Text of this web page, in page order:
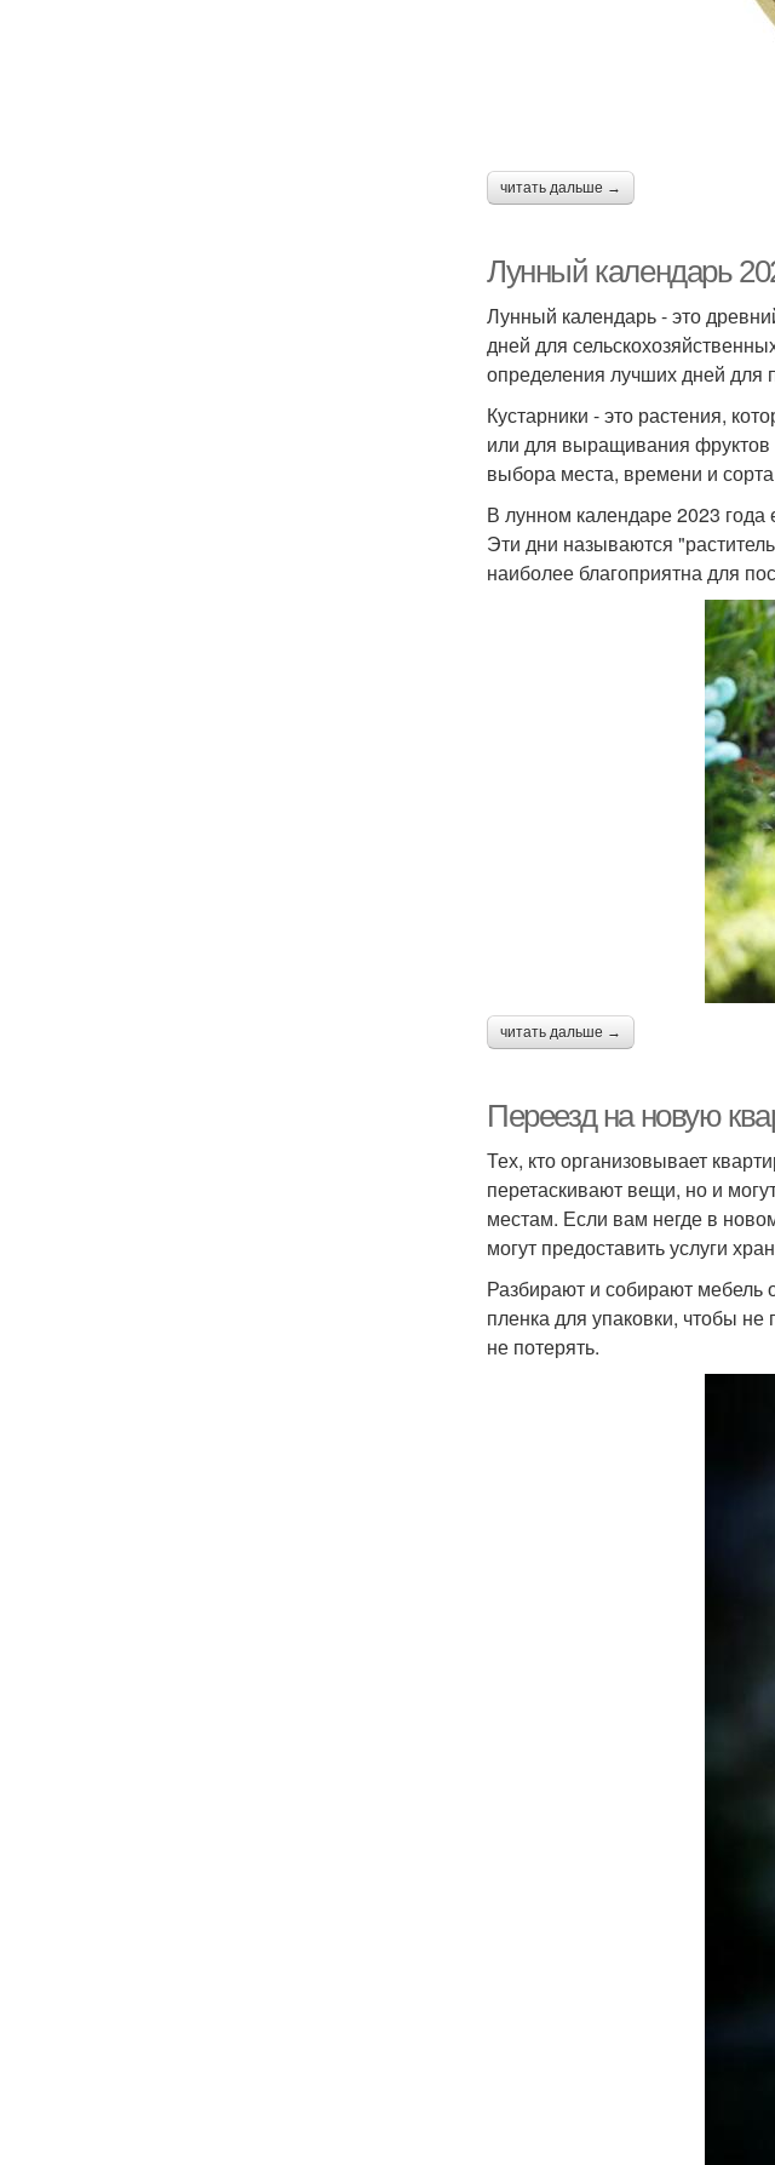
читать дальше →
Лунный календарь
Лунный календарь - это
дней для
определения лучших дней для
Кустарники - это растения,
или для выращивания фруктов
выбора места, времени и сорта
В лунном календаре 2023 года
Эти дни называются
наиболее благоприятна для
читать дальше →
Переезд на новую
Тех, кто организовывает
перетаскивают вещи, но и
местам. Если вам негде в
могут предоставить услуги
Разбирают и собирают мебель
пленка для упаковки, чтобы
не потерять.